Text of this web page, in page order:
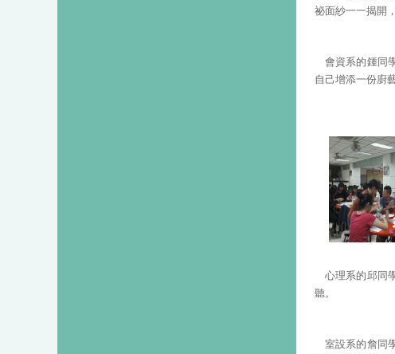
祕面紗一一揭開
會資系的鍾同
自己增添一份廚藝
心理系的邱同
聽。
室設系的詹同